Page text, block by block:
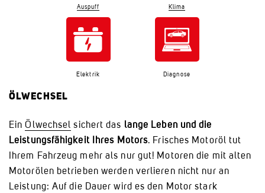
Auspuff Klima
Elektrik Diagnose
ÖLWECHSEL
EinÖlwechsel sichert das lange Leben und die
Leistungsfähigkeit Ihres Motors. Frisches Motoröl tut
Ihrem Fahrzeug mehr als nur gut! Motoren die mit alten
Motorölen betrieben werden verlieren nicht nur an
Leistung: Auf die Dauer wird es den Motor stark